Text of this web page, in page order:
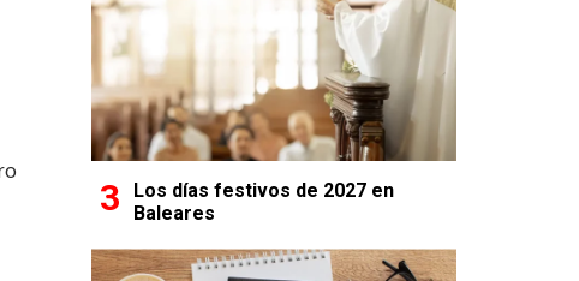
Los días festivos de 2027 en
Baleares